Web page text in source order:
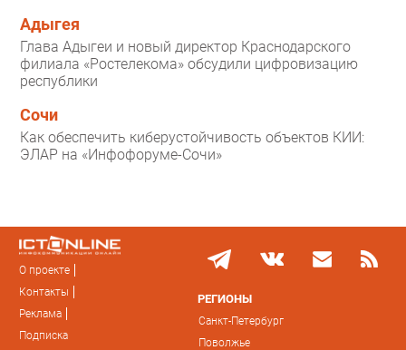
Адыгея
Глава Адыгеи и новый директор Краснодарского
филиала «Ростелекома» обсудили цифровизацию
республики
Сочи
Как обеспечить киберустойчивость объектов КИИ:
ЭЛАР на «Инфофоруме-Сочи»
О проекте
Контакты
Реклама
Подписка
РЕГИОНЫ
Санкт-Петербург
Поволжье